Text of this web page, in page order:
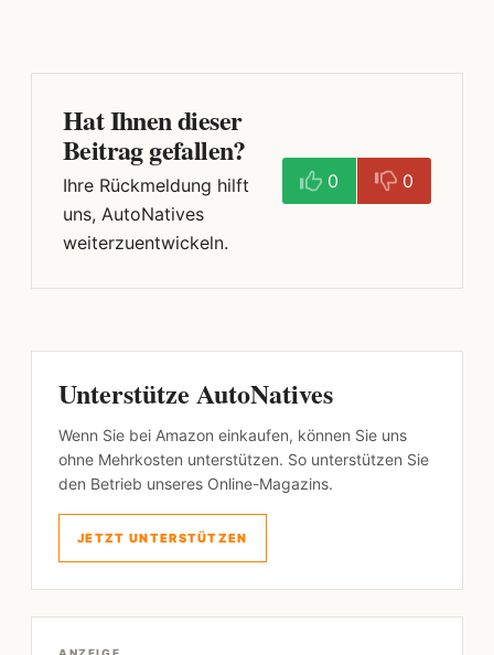
Hat Ihnen dieser
Beitrag gefallen?
Ihre Rückmeldung hilft
uns, AutoNatives
weiterzuentwickeln.
0 0
Unterstütze AutoNatives
Wenn Sie bei Amazon einkaufen, können Sie uns
ohne Mehrkosten unterstützen. So unterstützen Sie
den Betrieb unseres Online-Magazins.
JETZT UNTERSTÜTZEN